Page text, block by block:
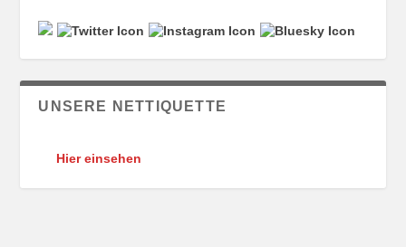
UNSERE NETTIQUETTE
Hier einsehen